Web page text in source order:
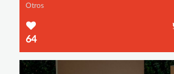
Otros
64